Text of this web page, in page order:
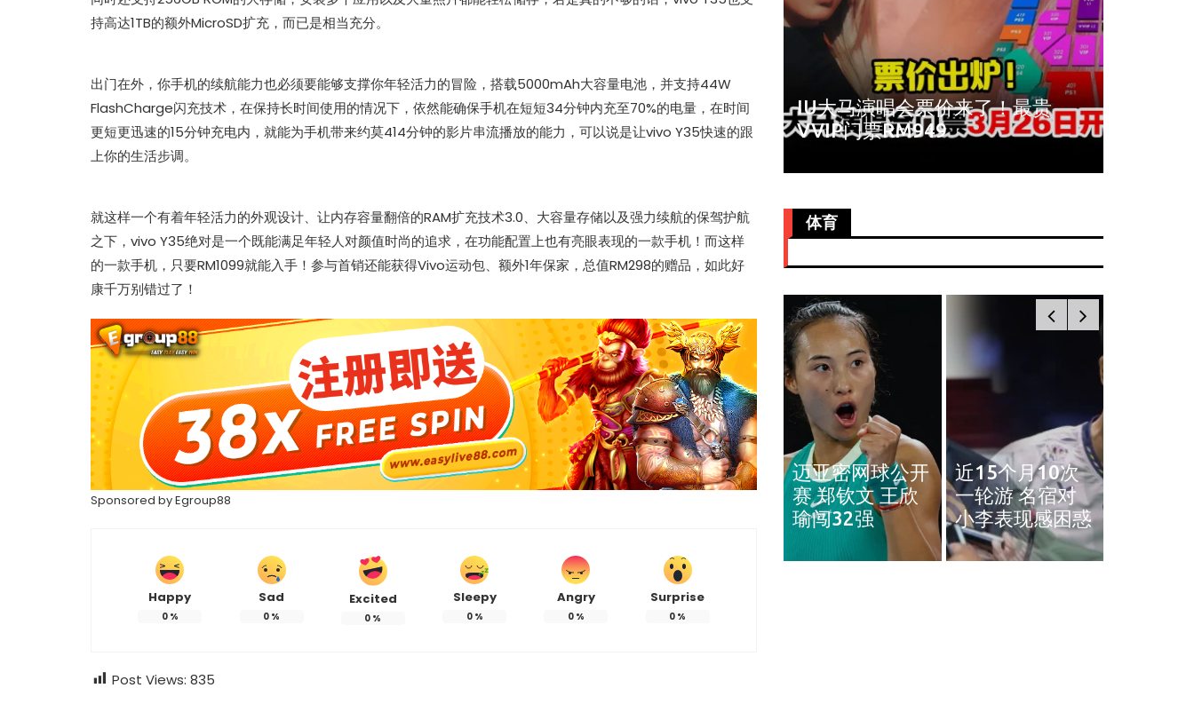
持高达1TB的额外MicroSD扩充，而已是相当充分。
出门在外，你手机的续航能力也必须要能够支撑你年轻活力的冒险，搭载5000mAh大容量电池，并支持44W
FlashCharge闪充技术，在保持长时间使用的情况下，依然能确保手机在短短34分钟内充至70%的电量，在时间
更短更迅速的15分钟充电内，就能为手机带来约莫414分钟的影片串流播放的能力，可以说是让vivo Y35快速的跟
上你的生活步调。
就这样一个有着年轻活力的外观设计、让内存容量翻倍的RAM扩充技术3.0、大容量存储以及强力续航的保驾护航
之下，vivo Y35绝对是一个既能满足年轻人对颜值时尚的追求，在功能配置上也有亮眼表现的一款手机！而这样
的一款手机，只要RM1099就能入手！参与首销还能获得Vivo运动包、额外1年保家，总值RM298的赠品，如此好
康千万别错过了！
Sponsored by Egroup88
Happy
0%
Sad
0 %
Excited
0 %
Sleepy
0%
Angry
0%
Surprise
0 %
Post Views: 835
辣滚烫》3
苏永康将邀歌迷上台合唱！赞大马
肉骨茶“全世界最好吃”
IU大马演唱会票价来了！最贵
VVIP门票RM949
周冬雨爆秀场耍大牌！拒与VIP合
影全程臭脸不配合
体育
迈亚密网球公开
赛 郑钦文 王欣
近15个月10次
一轮游 名宿对
小李表现感困惑
奥斯汀网球赛｜
王雅繁袁悦会师
4强 中国锁定女
单4强门票